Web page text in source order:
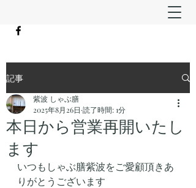
記事
本日から営業再開いたし
ます
紫波 しゃぶ膳
2025年8月26日 読了時間: 1分
いつもしゃぶ膳紫波をご愛顧頂きあ
りがとうございます